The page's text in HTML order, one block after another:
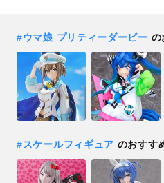
#ウマ娘 プリティーダービー の
#スケールフィギュア のおすす